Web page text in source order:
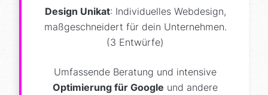
Design Unikat: Individuelles Webdesign,
maßgeschneidert für dein Unternehmen.
(3 Entwürfe)
Umfassende Beratung und intensive
Optimierung für Google und andere